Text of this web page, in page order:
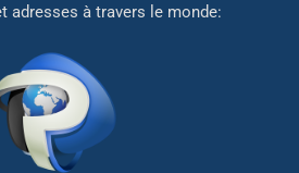
adresses à travers le monde: